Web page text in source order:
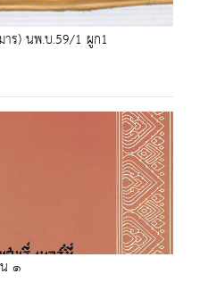
ร) นพ.บ.59/1 ผูก1
๑